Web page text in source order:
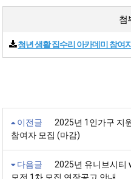
첨
청년 생활 집수리 아카데미 참여
이전글
2025년 1인가구 지
참여자 모집 (마감)
다음글
2025년 유니브시티